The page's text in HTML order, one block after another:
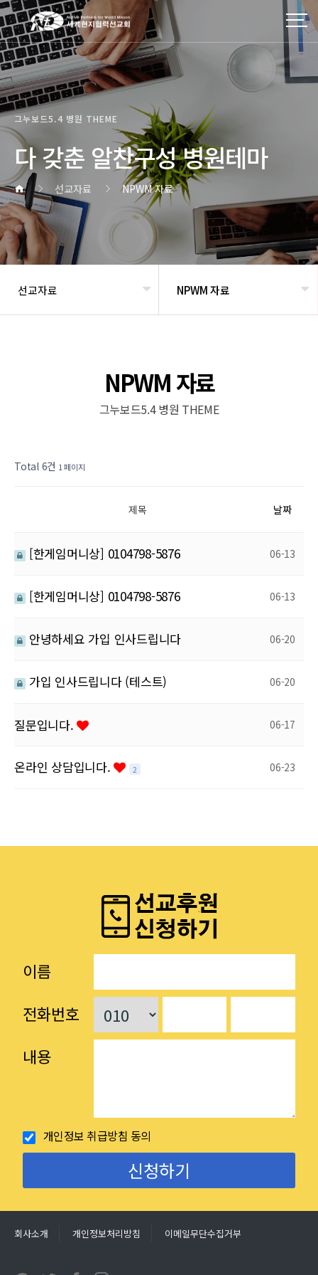
그누보드5.4 병원 THEME
다 갖춘 알찬구성 병원테마
선교자료 NPWM 자료
선교자료 NPWM 자료
NPWM 자료
그누보드5.4 병원 THEME
Total 6건 1 페이지
제목 날짜
[한게임머니상] 0104798-5876 06-13
[한게임머니상] 0104798-5876 06-13
안녕하세요 가입 인사드립니다 06-20
가입 인사드립니다 (테스트) 06-20
질문입니다. 06-17
온라인 상담입니다. 2 06-23
이름
전화번호
내용
개인정보 취급방침 동의
회사소개 개인정보처리방침 이메일무단수집거부